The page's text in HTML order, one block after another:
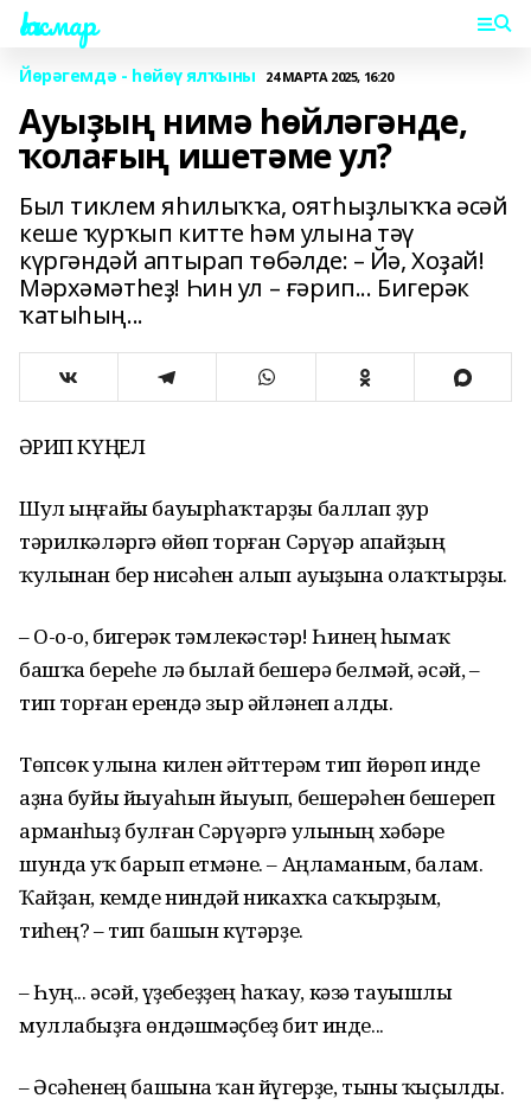
Һаҡмар
Йөрәгемдә - һөйөү ялҡыны 24 МАРТА 2025, 16:20
Ауыҙың нимә һөйләгәнде,
ҡолағың ишетәме ул?
Был тиклем яһилыҡҡа, оятһыҙлыҡҡа әсәй
кеше ҡурҡып китте һәм улына тәү
күргәндәй аптырап төбәлде: – Йә, Хоҙай!
Мәрхәмәтһеҙ! Һин ул – ғәрип... Бигерәк
ҡатыһың...
ҒӘРИП КҮҢЕЛ
Шул ыңғайы бауырһаҡтарҙы баллап ҙур
тәрилкәләргә өйөп торған Сәрүәр апайҙың
ҡулынан бер нисәһен алып ауыҙына олаҡтырҙы.
– О-о-о, бигерәк тәмлекәстәр! Һинең һымаҡ
башҡа береһе лә былай бешерә белмәй, әсәй, –
тип торған ерендә зыр әйләнеп алды.
Төпсөк улына килен әйттерәм тип йөрөп инде
аҙна буйы йыуаһын йыуып, бешерәһен бешереп
арманһыҙ булған Сәрүәргә улының хәбәре
шунда уҡ барып етмәне. – Аңламаным, балам.
Ҡайҙан, кемде ниндәй никахҡа саҡырҙым,
тиһең? – тип башын күтәрҙе.
– Һуң... әсәй, үҙебеҙҙең һаҡау, кәзә тауышлы
муллабыҙға өндәшмәҫбеҙ бит инде...
– Әсәһенең башына ҡан йүгерҙе, тыны ҡыҫылды.